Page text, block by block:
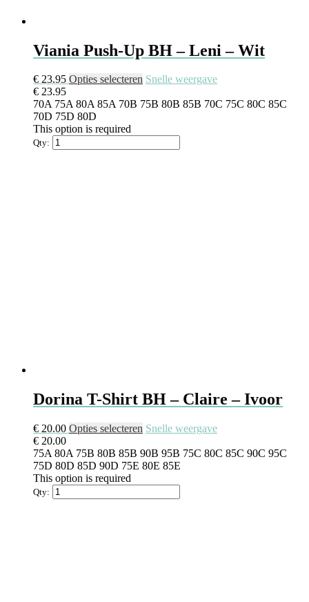
Viania Push-Up BH – Leni – Wit
€ 23.95 Opties selecteren Dit
heeft
optie
Snelle weergave
€ 23.95
70A 75A80A85A 70B 75B 80B 85B 70C 75C 80C 85C
70D 75D 80D
This option is required
Qty:
Dorina T-Shirt BH – Claire – Ivoor
€ 20.00 Opties selecteren Dit
heeft
meerdere
optie
Snelle weergave
€ 20.00
75A 80A 75B 80B 85B 90B 95B 75C 80C 85C 90C 95C
75D 80D 85D 90D 75E 80E 85E
This option is required
Qty: